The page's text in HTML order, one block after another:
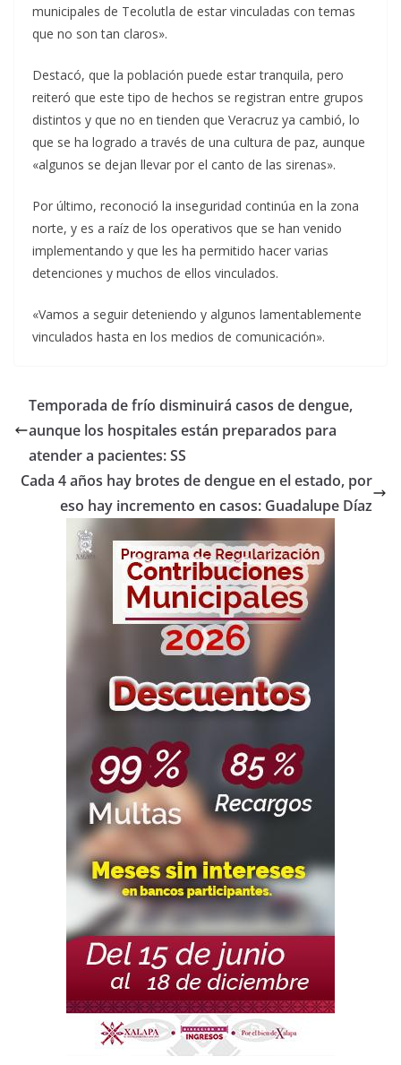
municipales de Tecolutla de estar vinculadas con temas
que no son tan claros».
Destacó, que la población puede estar tranquila, pero
reiteró que este tipo de hechos se registran entre grupos
distintos y que no en tienden que Veracruz ya cambió, lo
que se ha logrado a través de una cultura de paz, aunque
«algunos se dejan llevar por el canto de las sirenas».
Por último, reconoció la inseguridad continúa en la zona
norte, y es a raíz de los operativos que se han venido
implementando y que les ha permitido hacer varias
detenciones y muchos de ellos vinculados.
«Vamos a seguir deteniendo y algunos lamentablemente
vinculados hasta en los medios de comunicación».
Temporada de frío disminuirá casos de dengue,
aunque los hospitales están preparados para
atender a pacientes: SS
Cada 4 años hay brotes de dengue en el estado, por
eso hay incremento en casos: Guadalupe Díaz